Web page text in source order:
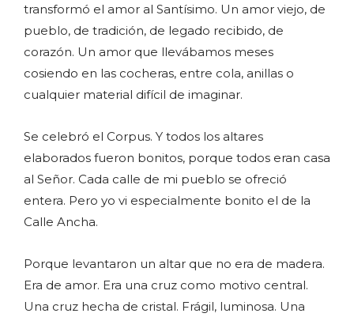
transformó el amor al Santísimo. Un amor viejo, de
pueblo, de tradición, de legado recibido, de
corazón. Un amor que llevábamos meses
cosiendo en las cocheras, entre cola, anillas o
cualquier material difícil de imaginar.
Se celebró el Corpus. Y todos los altares
elaborados fueron bonitos, porque todos eran casa
al Señor. Cada calle de mi pueblo se ofreció
entera. Pero yo vi especialmente bonito el de la
Calle Ancha.
Porque levantaron un altar que no era de madera.
Era de amor. Era una cruz como motivo central.
Una cruz hecha de cristal. Frágil, luminosa. Una